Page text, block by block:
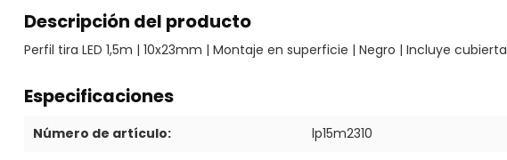
Descripción del producto
Perfil tira LED 1,5m | 10x23mm | Montaje en superficie | Negro | Incluye cubierta
Especificaciones
Número de artículo: lp15m2310